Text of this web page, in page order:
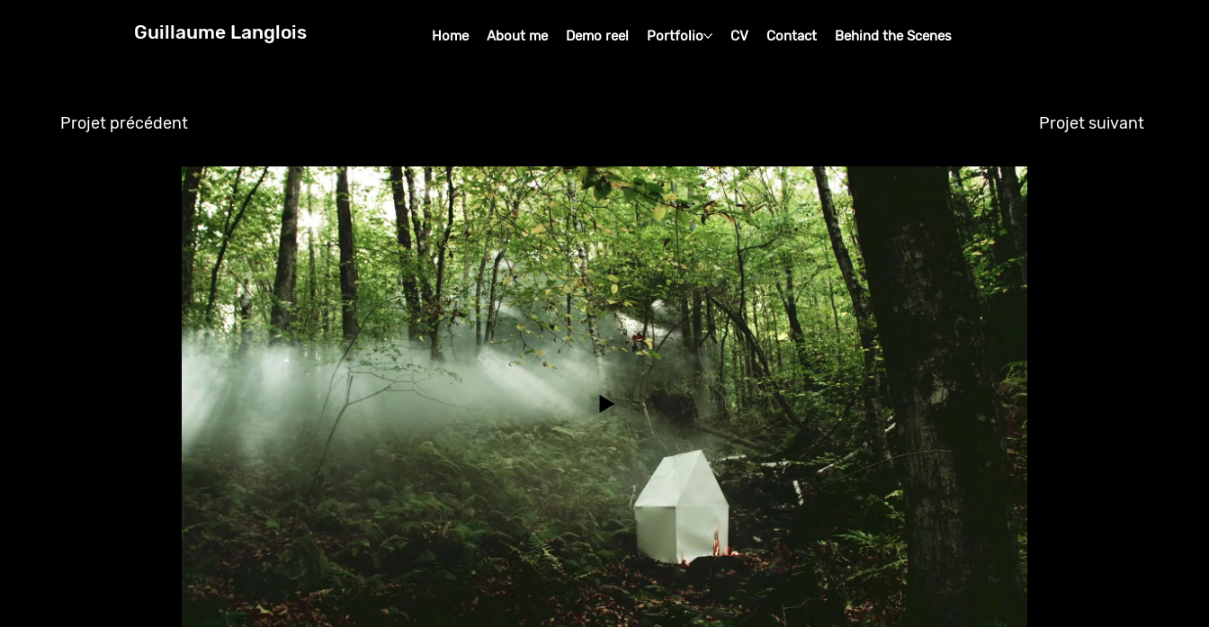
Guillaume Langlois Home About me Demo reel Portfolio CV Contact Behind the Scenes
Projet précédent Projet suivant